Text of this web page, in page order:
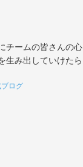
チームの皆さんの心
生み出していけたら
ログ